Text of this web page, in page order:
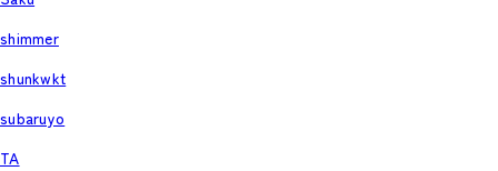
shimmer
shunkwkt
subaruyo
TA